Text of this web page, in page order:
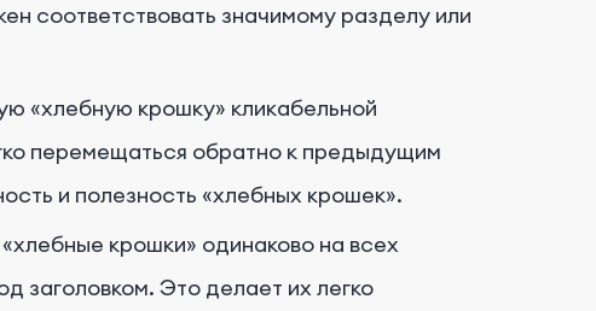
соответствовать значимому разделу или
«хлебную крошку» кликабельной
перемещаться обратно к предыдущим
и полезность «хлебных крошек».
крошки» одинаково на всех
заголовком. Это делает их легко